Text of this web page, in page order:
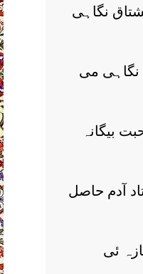
نگاہی
نگاہی می
بیگانہ
آدم حاصل
ئی